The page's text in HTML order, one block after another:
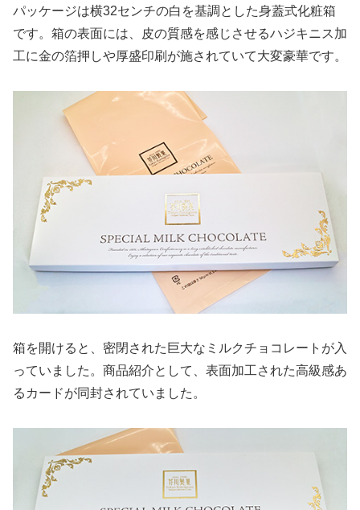
パッケージは横32センチの白を基調とした身蓋式化粧箱
です。箱の表面には、皮の質感を感じさせるハジキニス加
工に金の箔押しや厚盛印刷が施されていて大変豪華です。
箱を開けると、密閉された巨大なミルクチョコレートが入
っていました。商品紹介として、表面加工された高級感あ
るカードが同封されていました。